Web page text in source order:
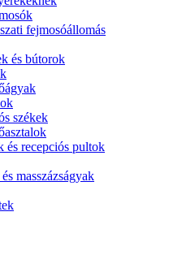
fejmosóállomás
és bútorok
székek
és recepciós pultok
masszázságyak